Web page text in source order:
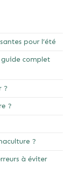
pour l’été
complet
?
?
?
à éviter